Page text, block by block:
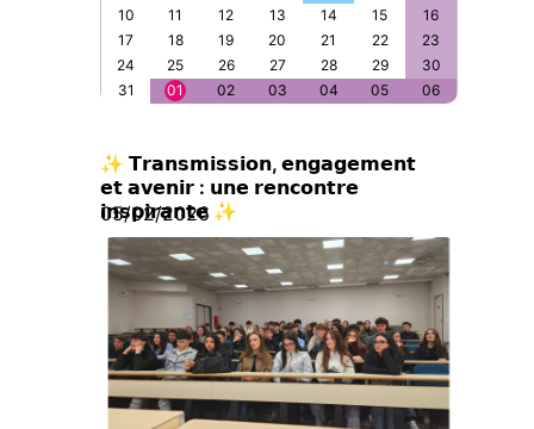
10
11 12 13 14 15
16
17
18 19 20 21 22
23
24
25 26 27 28 29
30
31
01 02 03 04 05 06
✨ 𝗧𝗿𝗮𝗻𝘀𝗺𝗶𝘀𝘀𝗶𝗼𝗻, 𝗲𝗻𝗴𝗮𝗴𝗲𝗺𝗲𝗻𝘁
𝗲𝘁 𝗮𝘃𝗲𝗻𝗶𝗿 : 𝘂𝗻𝗲 𝗿𝗲𝗻𝗰𝗼𝗻𝘁𝗿𝗲
𝗶𝗻𝘀𝗽𝗶𝗿𝗮𝗻𝘁𝗲 ✨
05/02/2026